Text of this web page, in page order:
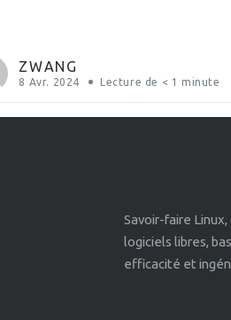
depuis le magasin VS Code
signalez des […]
ZWANG
8 Avr. 2024 Lecture de < 1 minute
Savoir-faire
logiciels libres,
efficacité et